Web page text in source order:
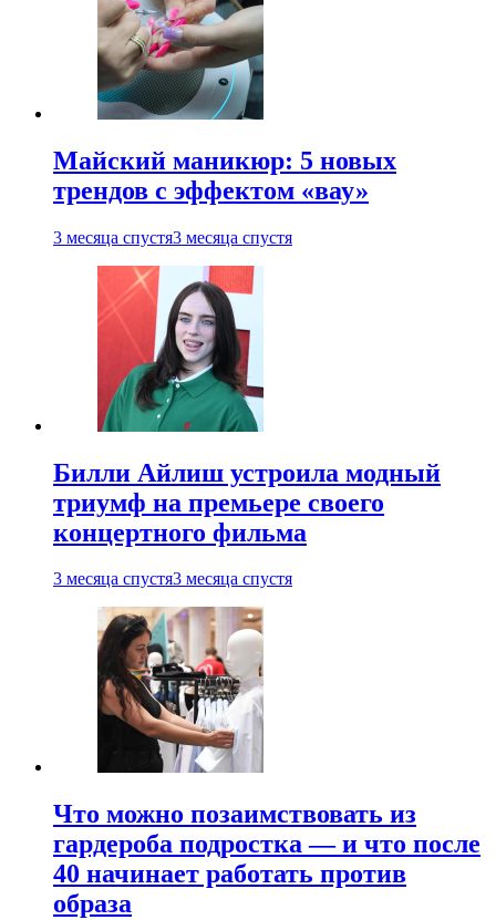
Майский маникюр: 5 новых
трендов с эффектом «вау»
3 месяца спустя3 месяца спустя
Билли Айлиш устроила модный
триумф на премьере своего
концертного фильма
3 месяца спустя3 месяца спустя
Что можно позаимствовать из
гардероба подростка — и что после
40 начинает работать против
образа